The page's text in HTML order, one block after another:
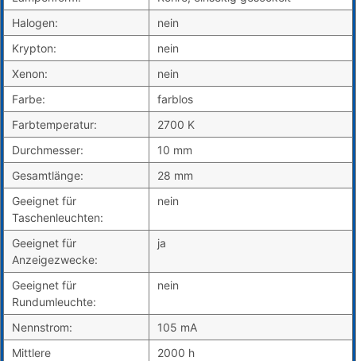
Halogen:
nein
Krypton:
nein
Xenon:
nein
Farbe:
farblos
Farbtemperatur:
2700 K
Durchmesser:
10 mm
Gesamtlänge:
28 mm
Geeignet für
Taschenleuchten:
nein
Geeignet für
Anzeigezwecke:
ja
Geeignet für
Rundumleuchte:
nein
Nennstrom:
105 mA
Mittlere
2000 h